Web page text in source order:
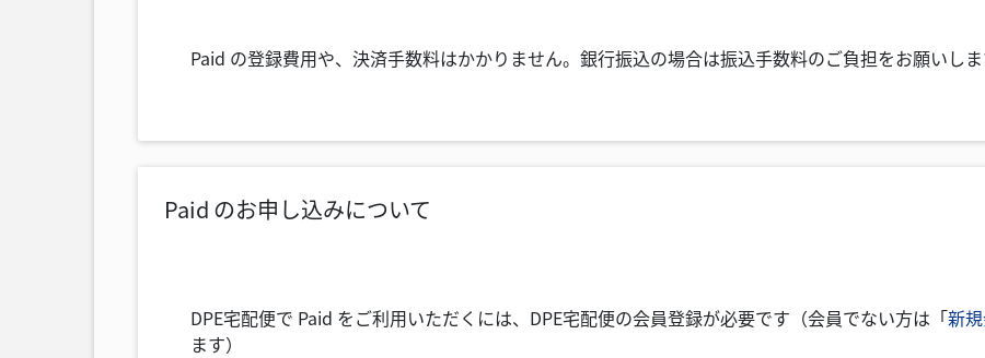
Paid の登録費用や、決済手数料はかかりません。銀行振込の場合は振込手数料のご負担をお願いしま
Paid のお申し込みについて
DPE宅配便で Paid をご利用いただくには、DPE宅配便の会員登録が必要です（会員でない方は「新
ます）